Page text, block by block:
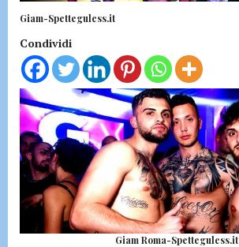
Giam-Spetteguless.it
Condividi
Giam Roma-Spetteguless.it